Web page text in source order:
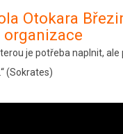
Otokara
organizace
je potřeba naplnit,
(Sokrates)